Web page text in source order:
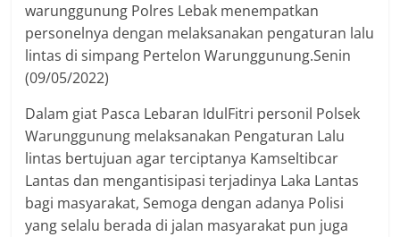
warunggunung Polres Lebak menempatkan
personelnya dengan melaksanakan pengaturan lalu
lintas di simpang Pertelon Warunggunung.Senin
(09/05/2022)
Dalam giat Pasca Lebaran IdulFitri personil Polsek
Warunggunung melaksanakan Pengaturan Lalu
lintas bertujuan agar terciptanya Kamseltibcar
Lantas dan mengantisipasi terjadinya Laka Lantas
bagi masyarakat, Semoga dengan adanya Polisi
yang selalu berada di jalan masyarakat pun juga